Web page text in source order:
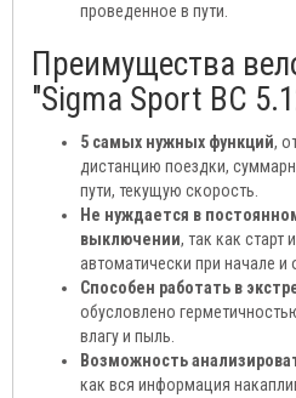
проведенное в пути.
Преимущества
"Sigma Sport BC
5 самых нужных функций,
дистанцию поездки,
пути, текущую скорость.
Не нуждается в
выключении, так как старт
автоматически при начале и
Способен работать в
обусловлено
влагу и пыль.
Возможность
как вся информация